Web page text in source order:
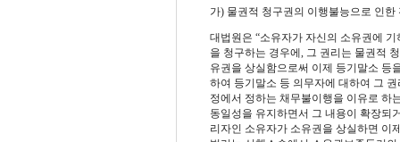
가) 물권적 청구권의 이행불능으로 인
대법원은 “소유자가 자신의 소유권에
을 청구하는 경우에 , 그 권리는 물권적
유권을 상실함으로써 이제 등기말소 등
하여 등기말소 등 의무자에 대하여 그
정에서 정하는 채무불이행을 이유로 하
동일성을 유지하면서 그 내용이 확장되
리자인 소유자가 소유권을 상실하면 이